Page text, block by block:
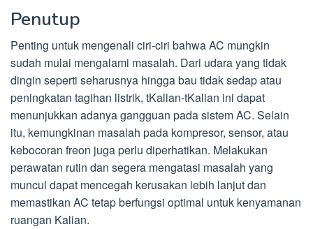
Penutup
Penting untuk mengenali ciri-ciri bahwa AC mungkin
sudah mulai mengalami masalah. Dari udara yang tidak
dingin seperti seharusnya hingga bau tidak sedap atau
peningkatan tagihan listrik, tKalian-tKalian ini dapat
menunjukkan adanya gangguan pada sistem AC. Selain
itu, kemungkinan masalah pada kompresor, sensor, atau
kebocoran freon juga perlu diperhatikan. Melakukan
perawatan rutin dan segera mengatasi masalah yang
muncul dapat mencegah kerusakan lebih lanjut dan
memastikan AC tetap berfungsi optimal untuk kenyamanan
ruangan Kalian.